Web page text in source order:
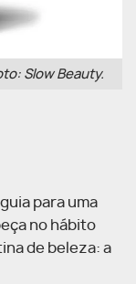
Slow Beauty.
para uma
no hábito
de beleza: a